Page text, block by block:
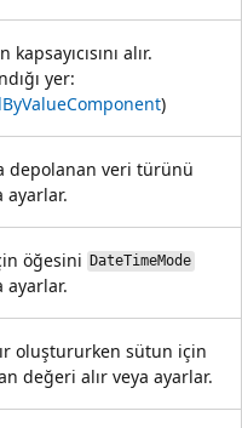
kapsayıcısını alır.
yer:
)
depolanan veri türünü
ayarlar.
öğesini DateTimeMode
ayarlar.
oluştururken sütun için
değeri alır veya ayarlar.